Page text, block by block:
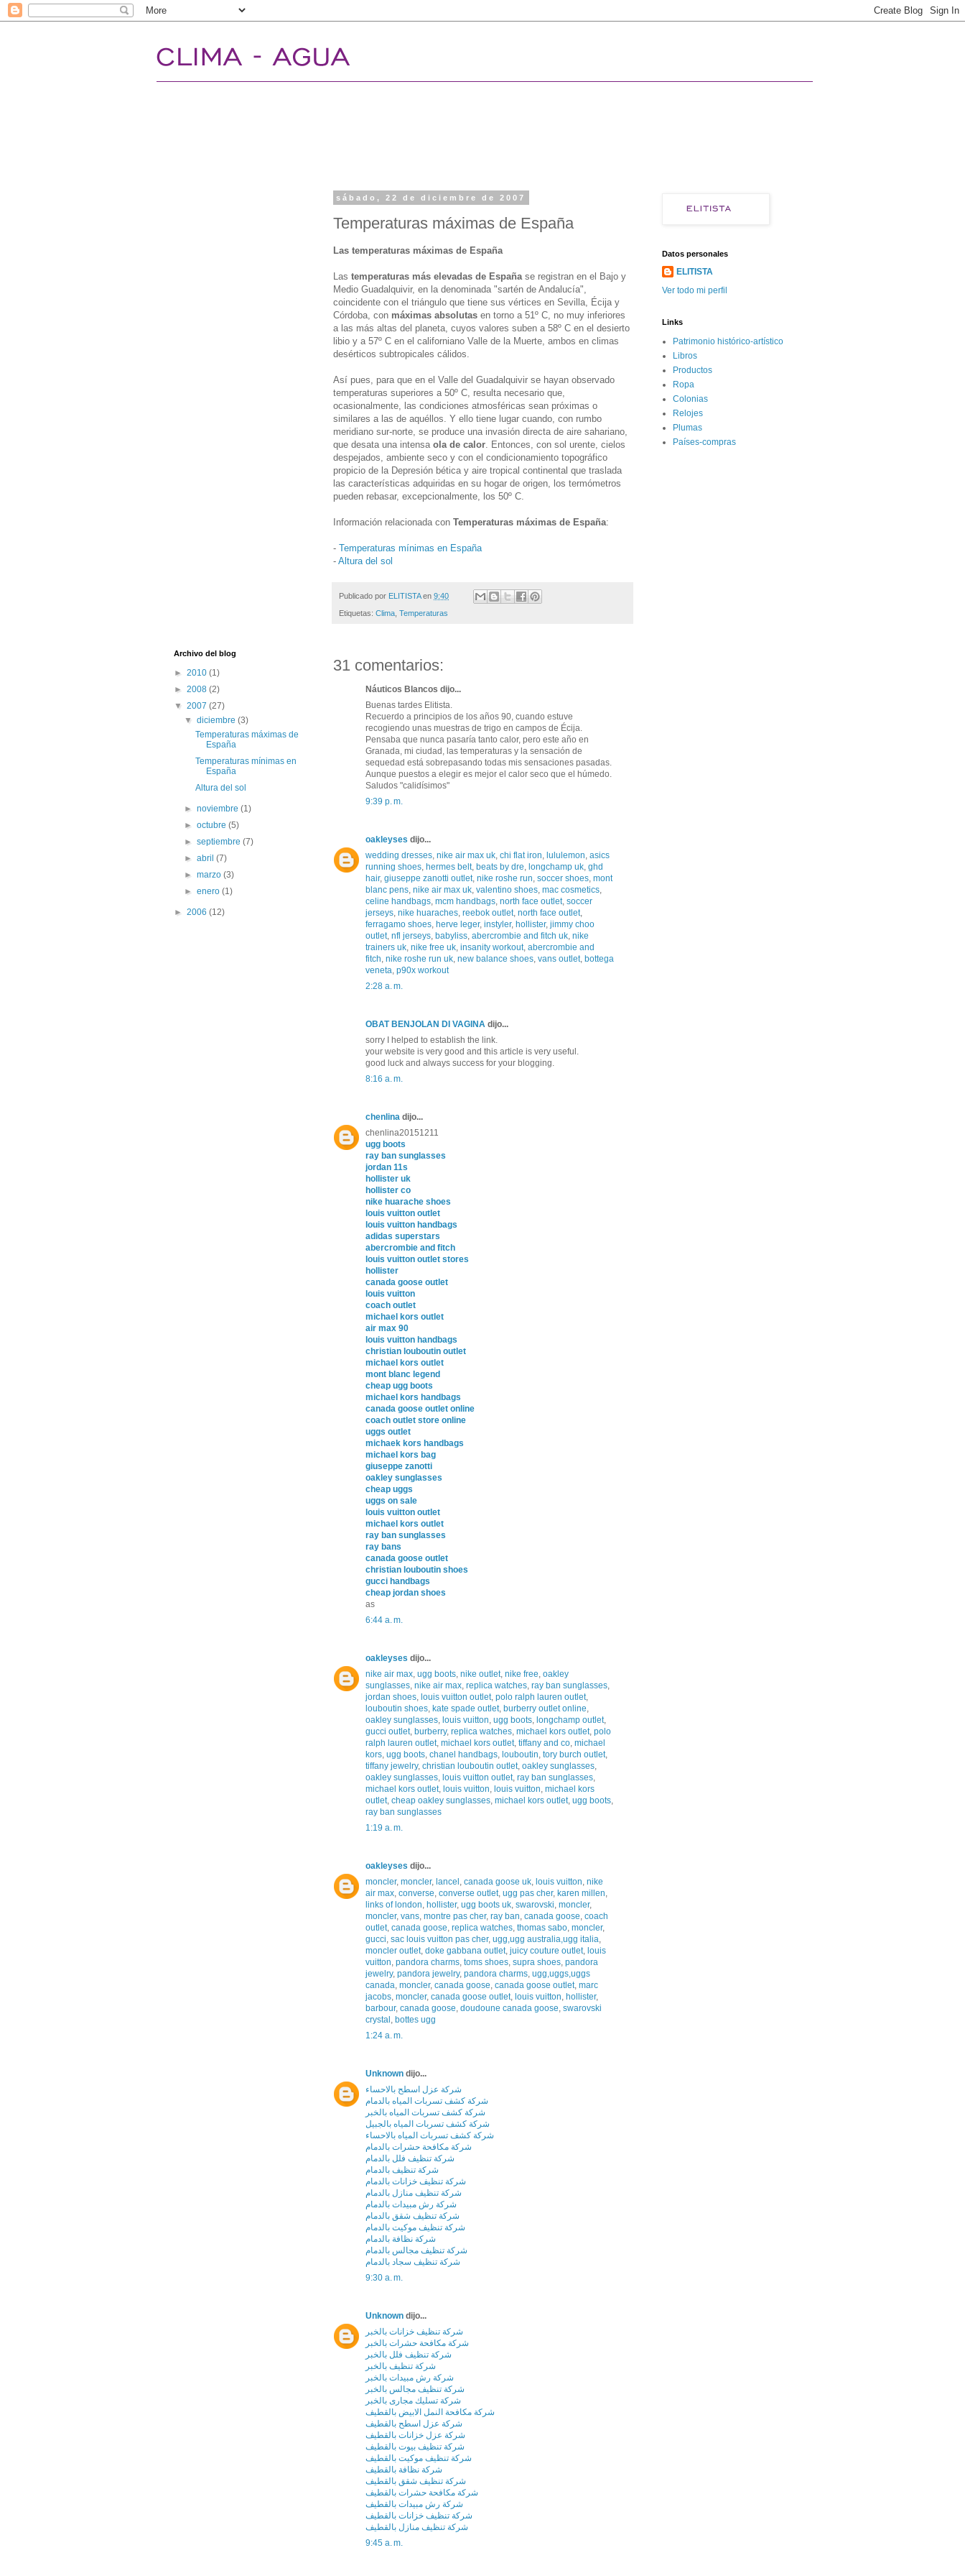
sábado, 22 de diciembre de 2007
Temperaturas máximas de España
Las temperaturas máximas de España
Las temperaturas más elevadas de España se registran en el Bajo y
Medio Guadalquivir, en la denominada "sartén de Andalucía",
coincidente con el triángulo que tiene sus vértices en Sevilla, Écija y
Córdoba, con máximas absolutas en torno a 51º C, no muy inferiores
a las más altas del planeta, cuyos valores suben a 58º C en el desierto
libio y a 57º C en el californiano Valle de la Muerte, ambos en climas
desérticos subtropicales cálidos.
Así pues, para que en el Valle del Guadalquivir se hayan observado
temperaturas superiores a 50º C, resulta necesario que,
ocasionalmente, las condiciones atmosféricas sean próximas o
similares a las de aquéllos. Y ello tiene lugar cuando, con rumbo
meridiano sur-norte, se produce una invasión directa de aire sahariano,
que desata una intensa ola de calor . Entonces, con sol urente, cielos
despejados, ambiente seco y con el condicionamiento topográfico
propicio de la Depresión bética y aire tropical continental que traslada
las características adquiridas en su hogar de origen, los termómetros
pueden rebasar, excepcionalmente, los 50º C.
Información relacionada con Temperaturas máximas de España:
- Temperaturas mínimas en España
- Altura del sol
Publicado por ELITISTA en 9:40
Etiquetas: Clima Temperaturas
31 comentarios:
Náuticos Blancos dijo...
Buenas tardes Elitista.
Recuerdo a principios de los años 90, cuando estuve
recogiendo unas muestras de trigo en campos de Écija.
Pensaba que nunca pasaría tanto calor, pero este año en
Granada, mi ciudad, las temperaturas y la sensación de
sequedad está sobrepasando todas mis sensaciones pasadas.
Aunque puestos a elegir es mejor el calor seco que el húmedo.
Saludos "calidísimos"
9:39 p. m.
oakleyses dijo...
wedding dresses, nike air max uk, chi flat iron, lululemon, asics
running shoes, hermes belt, beats by dre, longchamp uk, ghd
hair, giuseppe zanotti outlet, nike roshe run, soccer shoes, mont
blanc pens, nike air max uk, valentino shoes, mac cosmetics,
celine handbags, mcm handbags, north face outlet, soccer
jerseys, nike huaraches, reebok outlet, north face outlet,
ferragamo shoes, herve leger, instyler, hollister, jimmy choo
outlet, nfl jerseys, babyliss, abercrombie and fitch uk, nike
trainers uk, nike free uk, insanity workout, abercrombie and
fitch, nike roshe run uk, new balance shoes, vans outlet, bottega
veneta, p90x workout
2:28 a. m.
OBAT BENJOLAN DI VAGINA dijo...
sorry I helped to establish the link.
your website is very good and this article is very useful.
good luck and always success for your blogging.
8:16 a. m.
chenlina dijo...
chenlina20151211
ugg boots
ray ban sunglasses
jordan 11s
hollister uk
hollister co
nike huarache shoes
louis vuitton outlet
louis vuitton handbags
adidas superstars
abercrombie and fitch
louis vuitton outlet stores
hollister
canada goose outlet
louis vuitton
coach outlet
michael kors outlet
air max 90
louis vuitton handbags
christian louboutin outlet
michael kors outlet
mont blanc legend
cheap ugg boots
michael kors handbags
canada goose outlet online
coach outlet store online
uggs outlet
michaek kors handbags
michael kors bag
giuseppe zanotti
oakley sunglasses
cheap uggs
uggs on sale
louis vuitton outlet
michael kors outlet
ray ban sunglasses
ray bans
canada goose outlet
christian louboutin shoes
gucci handbags
cheap jordan shoes
as
6:44 a. m.
oakleyses dijo...
nike air max, ugg boots, nike outlet, nike free, oakley
sunglasses, nike air max, replica watches, ray ban sunglasses,
jordan shoes, louis vuitton outlet, polo ralph lauren outlet,
louboutin shoes, kate spade outlet, burberry outlet online,
oakley sunglasses, louis vuitton, ugg boots, longchamp outlet,
gucci outlet, burberry, replica watches, michael kors outlet, polo
ralph lauren outlet, michael kors outlet, tiffany and co, michael
kors, ugg boots, chanel handbags, louboutin, tory burch outlet,
tiffany jewelry, christian louboutin outlet, oakley sunglasses,
oakley sunglasses, louis vuitton outlet, ray ban sunglasses,
michael kors outlet, louis vuitton, louis vuitton, michael kors
outlet, cheap oakley sunglasses, michael kors outlet, ugg boots,
ray ban sunglasses
1:19 a. m.
oakleyses dijo...
moncler, moncler, lancel , canada goose uk, louis vuitton, nike
air max, converse, converse outlet, ugg pas cher, karen millen,
links of london, hollister, ugg boots uk, swarovski, moncler,
moncler, vans, montre pas cher, ray ban, canada goose, coach
outlet, canada goose, replica watches, thomas sabo, moncler,
gucci, sac louis vuitton pas cher, ugg,ugg australia,ugg italia,
moncler outlet, doke gabbana outlet, juicy couture outlet, louis
vuitton, pandora charms, toms shoes, supra shoes, pandora
jewelry, pandora jewelry, pandora charms, ugg,uggs,uggs
canada, moncler, canada goose, canada goose outlet, marc
jacobs, moncler, canada goose outlet, louis vuitton, hollister,
barbour, canada goose, doudoune canada goose, swarovski
crystal , bottes ugg
1:24 a. m.
Unknown dijo...
شركة عزل اسطح بالاحساء
شركة كشف تسربات المياه بالدمام
شركة كشف تسربات المياه بالخبر
شركة كشف تسربات المياه بالجبيل
شركة كشف تسربات المياه بالاحساء
شركة مكافحة حشرات بالدمام
شركة تنظيف فلل بالدمام
شركة تنظيف بالدمام
شركة تنظيف خزانات بالدمام
شركة تنظيف منازل بالدمام
شركة رش مبيدات بالدمام
شركة تنظيف شقق بالدمام
شركة تنظيف موكيت بالدمام
شركة نظافة بالدمام
شركة تنظيف مجالس بالدمام
شركة تنظيف سجاد بالدمام
9:30 a. m.
Unknown dijo...
شركة تنظيف خزانات بالخبر
شركة مكافحة حشرات بالخبر
شركة تنظيف فلل بالخبر
شركة تنظيف بالخبر
شركة رش مبيدات بالخبر
شركة تنظيف مجالس بالخبر
شركة تسليك مجارى بالخبر
شركة مكافحة النمل الابيض بالقطيف
شركة عزل اسطح بالقطيف
شركة عزل خزانات بالقطيف
شركة تنظيف بيوت بالقطيف
شركة تنظيف موكيت بالقطيف
شركة نظافة بالقطيف
شركة تنظيف شقق بالقطيف
شركة مكافحة حشرات بالقطيف
شركة رش مبيدات بالقطيف
شركة تنظيف خزانات بالقطيف
شركة تنظيف منازل بالقطيف
9:45 a. m.
Archivo del blog
► 2010 (1)
► 2008 (2)
▼ 2007 (27)
▼diciembre(3)
Temperaturas máximas de
España
Temperaturas mínimas en
España
Altura del sol
►noviembre(1)
►octubre(5)
►septiembre(7)
►abril(7)
►marzo(3)
►enero(1)
► 2006 (12)
Datos personales
ELITISTA
Ver todo mi perfil
Links
Patrimonio histórico-artístico
Libros
Productos
Ropa
Colonias
Relojes
Plumas
Países-compras